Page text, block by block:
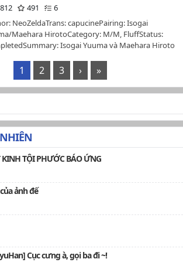
491
6
NeoZeldaTrans: capucinePairing: Isogai
Maehara HirotoCategory: M/M, FluffStatus:
Isogai Yuuma và Maehara Hiroto
bắt đầu cảm thấy nhiều hơn? Và điều gì sẽ xảy
họ những kẻ thích gây rắc rối của lớp E bắt đầu
FIC ĐƯỢC DỊCH ĐÃ CÓ SỰ CHO PHÉP
GIẢ, VUI LÒNG KHÔNG MANG ĐI NƠI KHÁC…
1 2 3 › »
KINH TỘI PHƯỚC BÁO ỨNG
ảnh đế
Cục cưng à, gọi ba đi ~!